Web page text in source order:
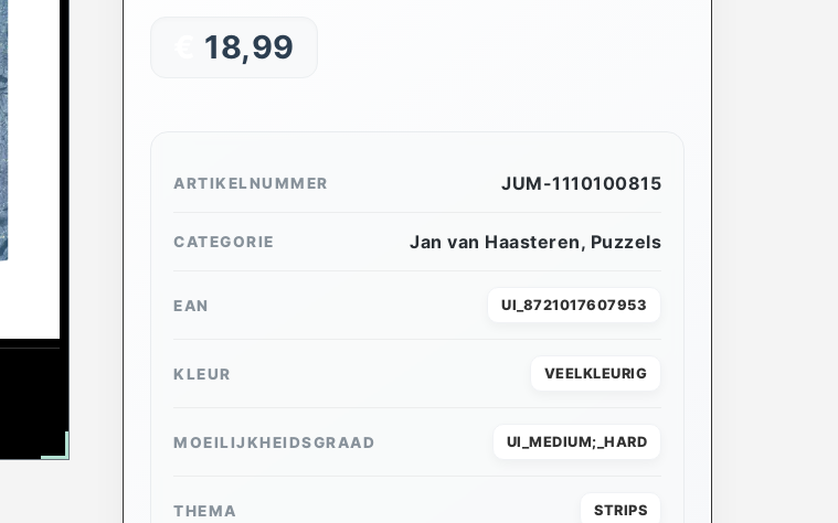
18,99
ARTIKELNUMMER JUM-1110100815
CATEGORIE Jan van Haasteren, Puzzels
EAN UI_8721017607953
KLEUR VEELKLEURIG
MOEILIJKHEIDSGRAAD UI_MEDIUM;_HARD
THEMA STRIPS